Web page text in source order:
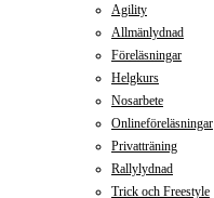
Agility
Allmänlydnad
Föreläsningar
Helgkurs
Nosarbete
Onlineföreläsningar
Privatträning
Rallylydnad
Trick och Freestyle